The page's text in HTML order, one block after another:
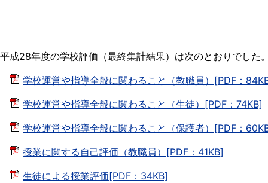
平成28年度の学校評価（最終集計結果）は次のとおりでした
学校運営や指導全般に関わること（教職員）[PDF：
学校運営や指導全般に関わること（生徒）[PDF：74KB]
学校運営や指導全般に関わること（保護者）[PDF：
授業に関する自己評価（教職員）[PDF：41KB]
生徒による授業評価[PDF：34KB]